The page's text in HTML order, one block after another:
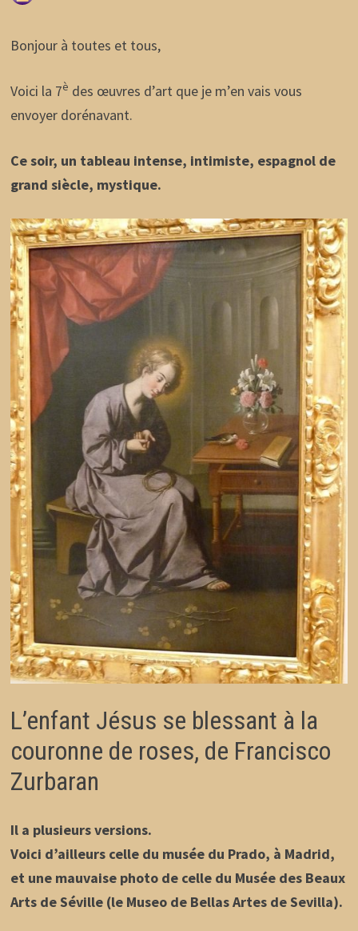
Bonjour à toutes et tous,
Voici la 7è des œuvres d’art que je m’en vais vous
envoyer dorénavant.
Ce soir, un tableau intense, intimiste, espagnol de
grand siècle, mystique.
L’enfant Jésus se blessant à la
couronne de roses, de Francisco
Zurbaran
Il a plusieurs versions.
Voici d’ailleurs celle du musée du Prado, à Madrid,
et une mauvaise photo de celle du Musée des Beaux
Arts de Séville (le Museo de Bellas Artes de Sevilla).